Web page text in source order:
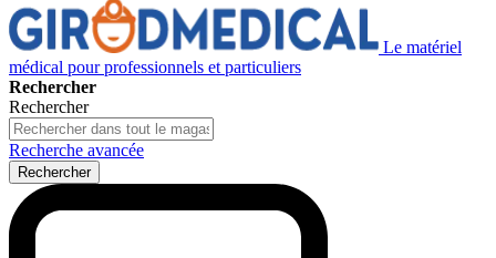
Le matériel
médical pour professionnels et particuliers
Rechercher
Rechercher
Recherche avancée
Rechercher